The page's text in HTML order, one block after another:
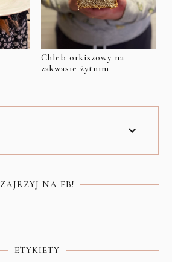
Chleb orkiszowy na
zakwasie żytnim
ZAJRZYJ NA FB!
ETYKIETY